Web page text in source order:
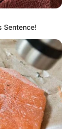
Sentence!